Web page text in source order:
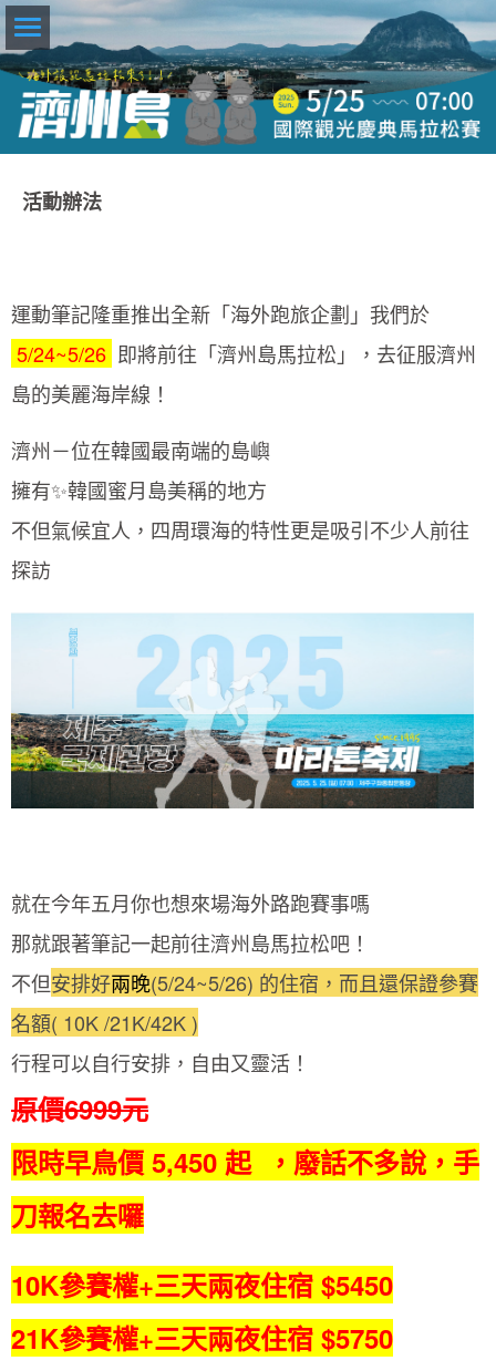
活動辦法
運動筆記隆重推出全新「海外跑旅企劃」我們於
5/24~5/26 即將前往「濟州島馬拉松」，去征服濟州
島的美麗海岸線！
濟州－位在韓國最南端的島嶼
擁有✨韓國蜜月島美稱的地方
不但氣候宜人，四周環海的特性更是吸引不少人前往
探訪
就在今年五月你也想來場海外路跑賽事嗎
那就跟著筆記一起前往濟州島馬拉松吧！
不但安排好兩晚(5/24~5/26) 的住宿，而且還保證參賽
名額( 10K /21K/42K )
行程可以自行安排，自由又靈活！
原價6999元
限時早鳥價 5,450 起 ，廢話不多說，手
刀報名去囉
10K參賽權+三天兩夜住宿 $5450
21K參賽權+三天兩夜住宿 $5750